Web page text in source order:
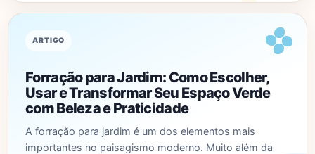
ARTIGO
Forração para Jardim: Como Escolher,
Usar e Transformar Seu Espaço Verde
com Beleza e Praticidade
A forração para jardim é um dos elementos mais
importantes no paisagismo moderno. Muito além da